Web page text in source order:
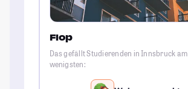
Flop
Das gefällt Studierenden in Innsbruck am
wenigsten: